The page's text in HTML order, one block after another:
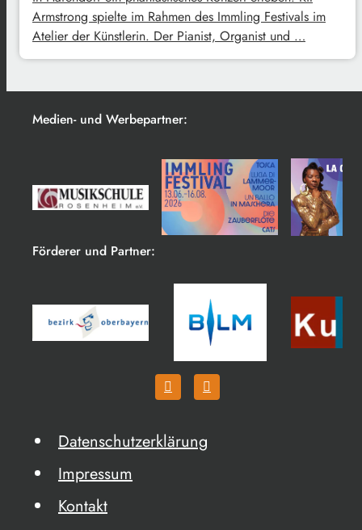
Armstrong spielte im Rahmen des Immling Festivals im
Atelier der Künstlerin. Der Pianist, Organist und …
Medien- und Werbepartner:
Förderer und Partner:
Datenschutzerklärung
Impressum
Kontakt